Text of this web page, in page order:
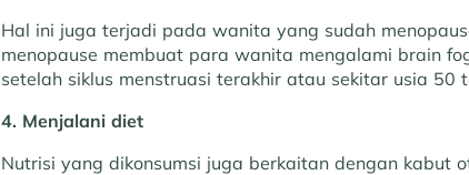
Hal ini juga terjadi pada wanita yang sudah
menopause membuat para wanita mengalami brain
setelah siklus menstruasi terakhir atau sekitar usia 50
4. Menjalani diet
Nutrisi yang dikonsumsi juga berkaitan dengan kabut